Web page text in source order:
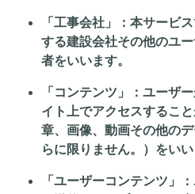
「工事会社」
：本サービ
する建設会社その他のユ
者をいいます。
「コンテンツ」
：ユーザ
イト上でアクセスするこ
章、画像、動画その他の
らに限りません。）をいい
「ユーザーコンテンツ」